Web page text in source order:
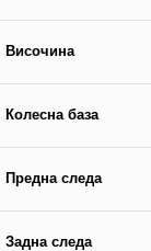
Височина
Колесна база
Предна следа
Задна следа